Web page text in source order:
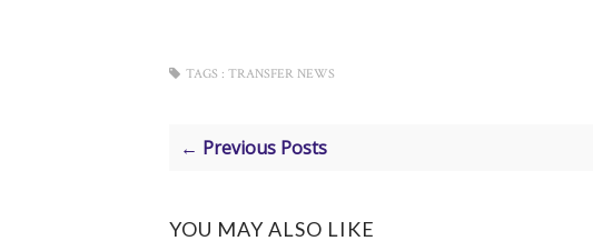
TAGS : TRANSFER NEWS
← Previous Posts
YOU MAY ALSO LIKE